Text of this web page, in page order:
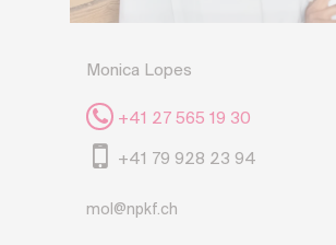
Monica Lopes
+41 27 565 19 30
+41 79 928 23 94
mol@npkf.ch